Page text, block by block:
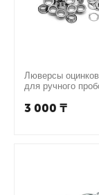
Люверсы
для ручного
3 000 ₸